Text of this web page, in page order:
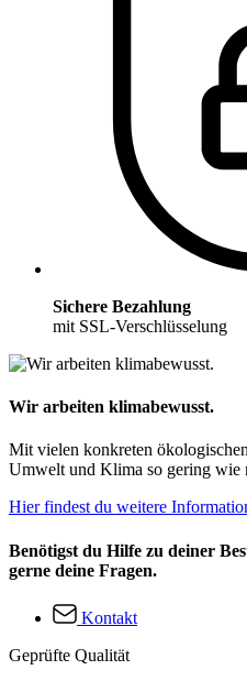
Sichere Bezahlung
mit SSL-Verschlüsselung
Wir arbeiten klimabewusst.
Mit vielen konkreten
Umwelt und Klima so gering wie
Hier findest du weitere
Benötigst du Hilfe zu deiner
gerne deine Fragen.
Kontakt
Geprüfte Qualität